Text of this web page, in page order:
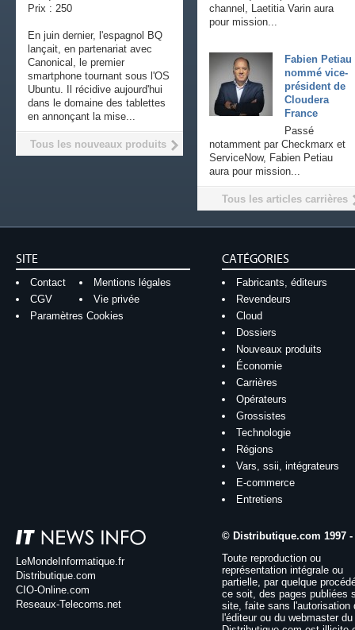
channel, Laetitia Varin aura
pour mission...
Fabien Petiau
nommé vice-
président de
Cloudera
France
Passé
notamment par Checkmarx et
ServiceNow, Fabien Petiau
aura pour mission...
Tous les articles carrières
Prix : 250
En juin dernier, l'espagnol BQ
lançait, en partenariat avec
Canonical, le premier
smartphone tournant sous l'OS
Ubuntu. Il récidive aujourd'hui
dans le domaine des tablettes
en annonçant la mise...
Tous les nouveaux produits
SITE
Contact
Mentions légales
CGV
Vie privée
Paramètres Cookies
CATÉGORIES
Fabricants, éditeurs
Revendeurs
Cloud
Dossiers
Nouveaux produits
Économie
Carrières
Opérateurs
Grossistes
Technologie
Régions
Vars, ssii, intégrateurs
E-commerce
Entretiens
LeMondeInformatique.fr
Distributique.com
CIO-Online.com
Reseaux-Telecoms.net
© Distributique.com 1997 -
Toute reproduction ou
représentation intégrale ou
partielle, par quelque
ce soit, des pages publiées
site, faite sans l'autorisation
l'éditeur ou du webmaster